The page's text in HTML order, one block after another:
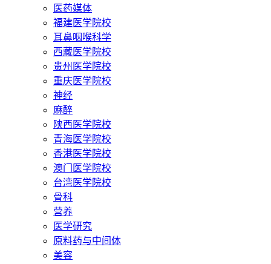
医药媒体
福建医学院校
耳鼻咽喉科学
西藏医学院校
贵州医学院校
重庆医学院校
神经
麻醉
陕西医学院校
青海医学院校
香港医学院校
澳门医学院校
台湾医学院校
骨科
营养
医学研究
原料药与中间体
美容